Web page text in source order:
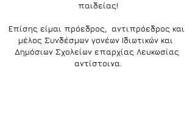
παιδείας!
Επίσης είμαι πρόεδρος,  αντιπρόεδρος και
μέλος Συνδέσμων γονέων Ιδιωτικών και
Δημόσιων Σχολείων επαρχίας Λευκωσίας
αντίστοιχα.